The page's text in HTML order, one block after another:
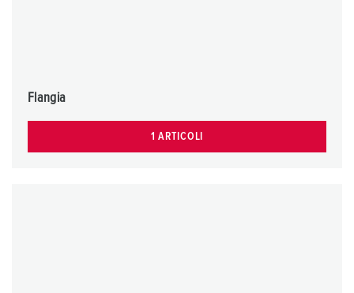
Flangia
1 ARTICOLI